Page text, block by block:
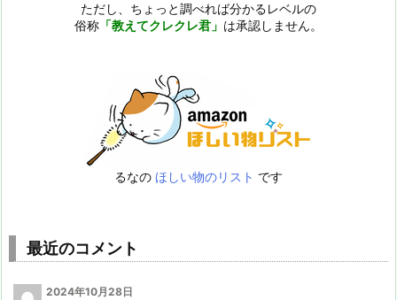
ただし、ちょっと調べれば分かるレベルの
俗称 「教えてクレクレ君」 は承認しません。
るなの ほしい物のリスト です
最近のコメント
2024年10月28日